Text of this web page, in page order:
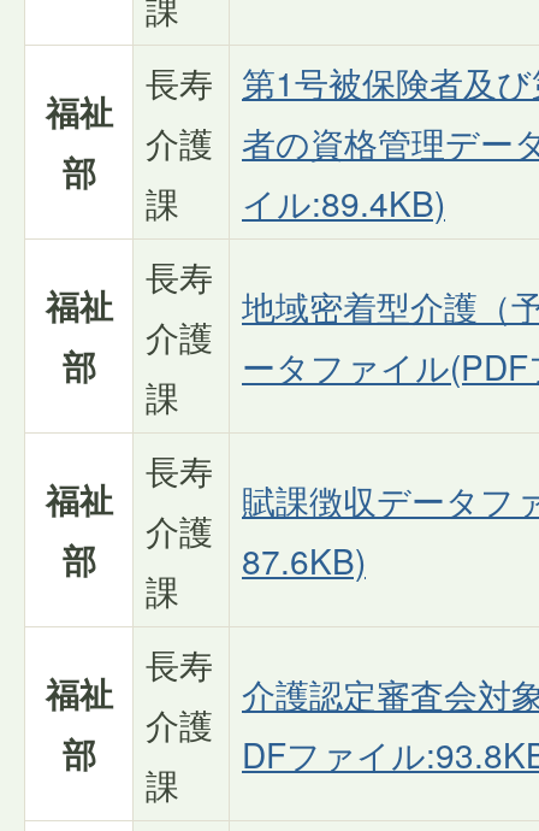
福祉
部
長寿
介護
課
第1号被保険者及
者の資格管理デー
イル:89.4KB)
福祉
部
長寿
介護
課
地域密着型介護（
ータファイル
福祉
部
長寿
介護
課
賦課徴収データフ
87.6KB)
福祉
部
長寿
介護
課
介護認定審査会対
DFファイル